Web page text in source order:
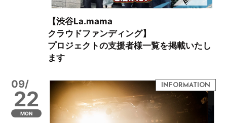
【渋谷La.mama
クラウドファンディング】
プロジェクトの支援者様一覧を掲載いたし
ます
09/
22
MON